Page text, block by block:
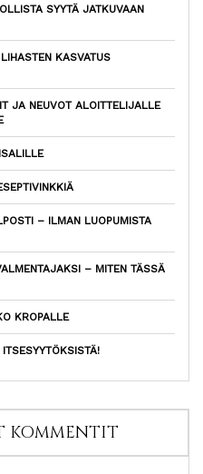
SYYTÄ JATKUVAAN
KASVATUS
JA NEUVOT ALOITTELIJALLE
– ILMAN LUOPUMISTA
– MITEN TÄSSÄ
KROPALLE
KOMMENTIT